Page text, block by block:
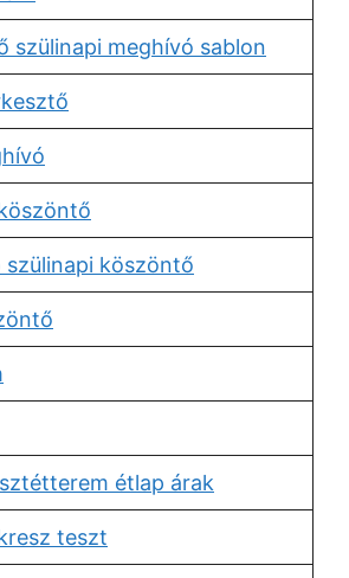
szülinapi meghívó sablon
szülinapi köszöntő
étlap árak
teszt